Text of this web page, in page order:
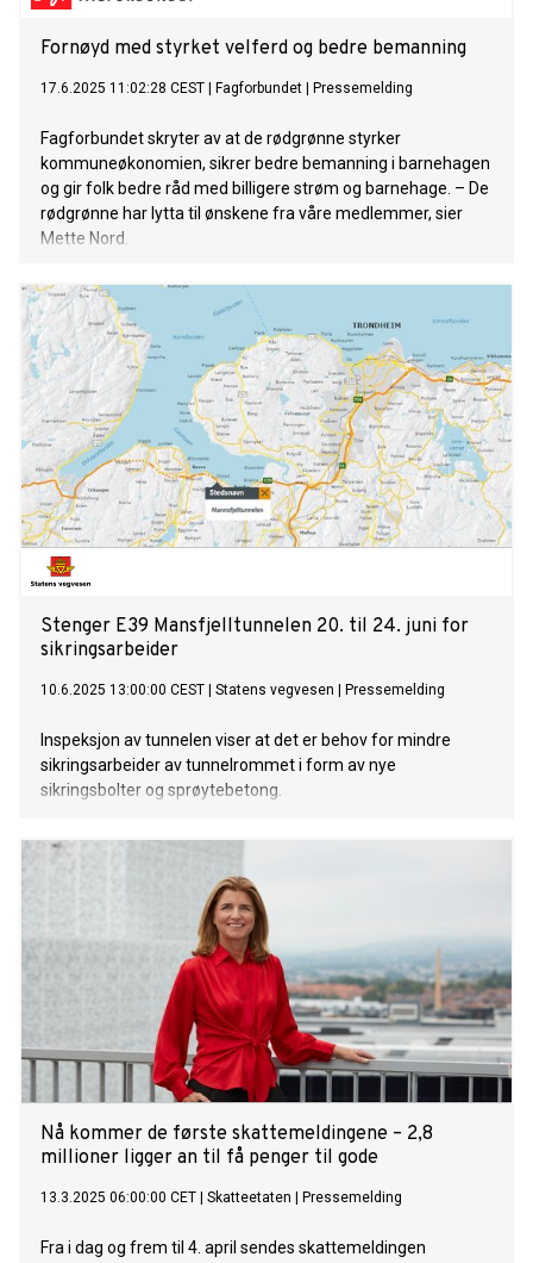
Fornøyd med styrket velferd og bedre bemanning
17.6.2025 11:02:28 CEST Fagforbundet Pressemelding
Fagforbundet skryter av at de rødgrønne styrker
kommuneøkonomien, sikrer bedre bemanning i barnehagen
og gir folk bedre råd med billigere strøm og barnehage. – De
rødgrønne har lytta til ønskene fra våre medlemmer, sier
Mette Nord.
Stenger E39 Mansfjelltunnelen 20. til 24. juni for
sikringsarbeider
10.6.2025 13:00:00 CEST Statens vegvesen Pressemelding
Inspeksjon av tunnelen viser at det er behov for mindre
sikringsarbeider av tunnelrommet i form av nye
sikringsbolter og sprøytebetong.
Nå kommer de første skattemeldingene – 2,8
millioner ligger an til få penger til gode
13.3.2025 06:00:00 CET Skatteetaten Pressemelding
Fra i dag og frem til 4. april sendes skattemeldingen